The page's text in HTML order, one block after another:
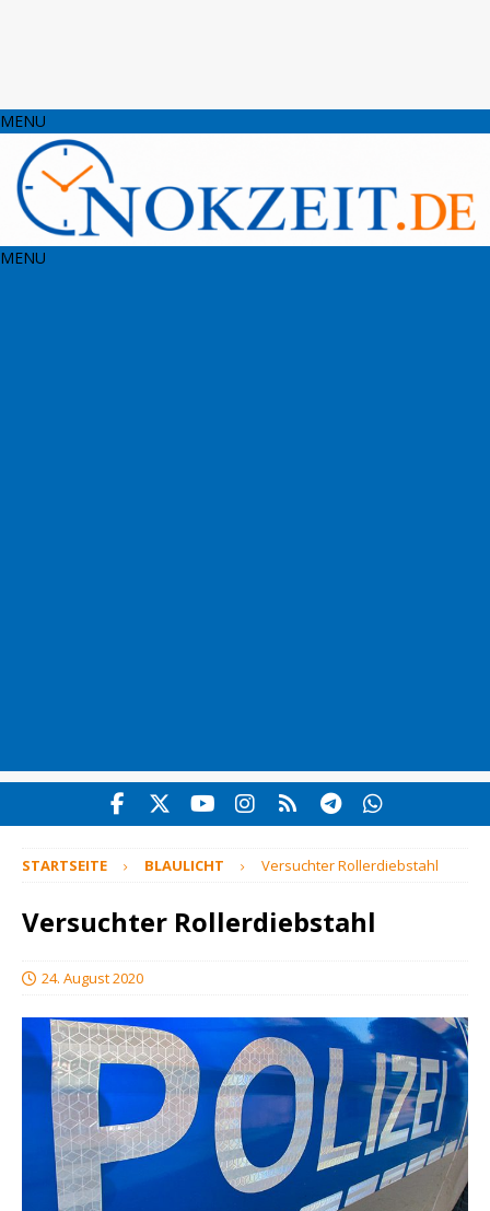
MENU
MENU
STARTSEITE BLAULICHT Versuchter Rollerdiebstahl
Versuchter Rollerdiebstahl
24. August 2020